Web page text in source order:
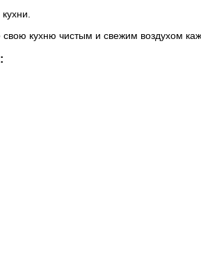
кухню чистым и свежим воздухом